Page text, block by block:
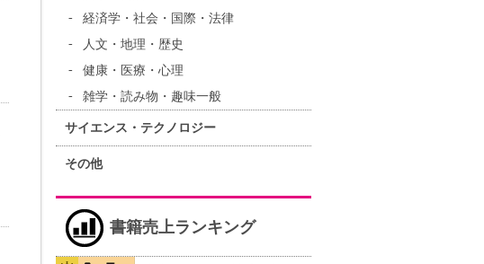
経済学・社会・国際・法律
人文・地理・歴史
健康・医療・心理
雑学・読み物・趣味一般
サイエンス・テクノロジー
その他
書籍売上ランキング